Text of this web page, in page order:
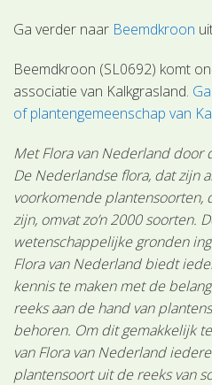
Ga verder naar Beemdkroon
Beemdkroon (SL0692) komt
associatie van Kalkgrasland.
of plantengemeenschap van
Met Flora van Nederland door
De Nederlandse flora, dat zijn
voorkomende plantensoorten,
zijn, omvat zo’n 2000 soorten.
wetenschappelijke gronden
Flora van Nederland biedt
kennis te maken met de
reeks aan de hand van
behoren. Om dit gemakkelijk
van Flora van Nederland
plantensoort uit de reeks van